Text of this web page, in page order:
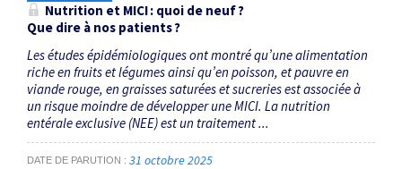
Nutrition et MICI : quoi de neuf ?
Que dire à nos patients ?
Les études épidémiologiques ont montré qu’une alimentation
riche en fruits et légumes ainsi qu’en poisson, et pauvre en
viande rouge, en graisses saturées et sucreries est associée à
un risque moindre de développer une MICI. La nutrition
entérale exclusive (NEE) est un traitement ...
DATE DE PARUTION 31 octobre 2025